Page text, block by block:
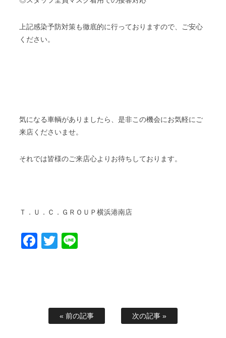
上記感染予防対策も徹底的に行っておりますので、ご安心
ください。
気になる車輌がありましたら、是非この機会にお気軽にご
来店くださいませ。
それでは皆様のご来店心よりお待ちしております。
Ｔ．Ｕ．Ｃ．ＧＲＯＵＰ横浜港南店
Facebook
Twitter
« 前の記事 次の記事 »